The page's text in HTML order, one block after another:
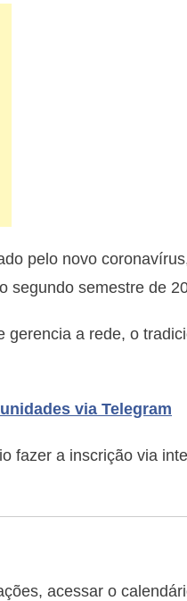
pelo novo
segundo semestre de
gerencia a rede, o
via Telegram
fazer a inscrição via
acessar o